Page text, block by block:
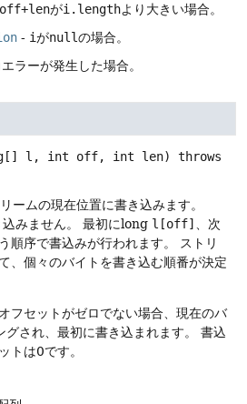
off+lenがi.lengthより大きい場合。
- iがnullの場合。
ラーが発生した場合。
l, int off, int len)
throws
ームの現在位置に書き込みます。
みません。 最初にlong l[off]
、次
順序で書込みが行われます。
ストリ
、個々のバイトを書き込む順番が決定
フセットがゼロでない場合、現在のバ
され、最初に書き込まれます。
書込
トは0です。